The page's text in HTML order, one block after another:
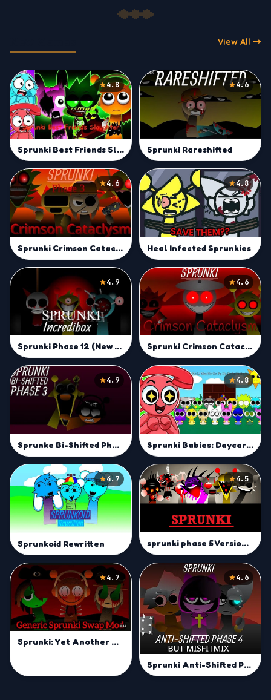
View All →
4.8
Sprunki Best Friends Slaughter
4.6
Sprunki Rareshifted
4.6
Sprunki Crimson Cataclysm Phase 3
4.8
Heal Infected Sprunkies
4.9
Sprunki Phase 12 (New Sounds)
4.6
Sprunki Crimson Cataclysm
4.9
Sprunke Bi-Shifted Phase 3
4.8
Sprunki Babies: Daycare Interactive
4.7
Sprunkoid Rewritten
4.5
sprunki phase 5 Version 1.0
4.7
Sprunki: Yet Another Generic Swap Mod
4.6
Sprunki Anti-Shifted Phase 4 but MisfitMIX